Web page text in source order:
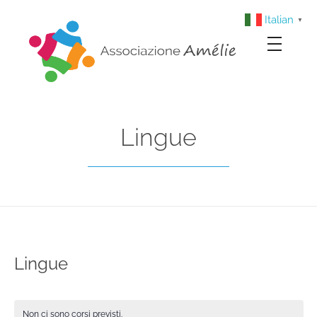
Lingue
Lingue
Non ci sono corsi previsti.
Italian ▼